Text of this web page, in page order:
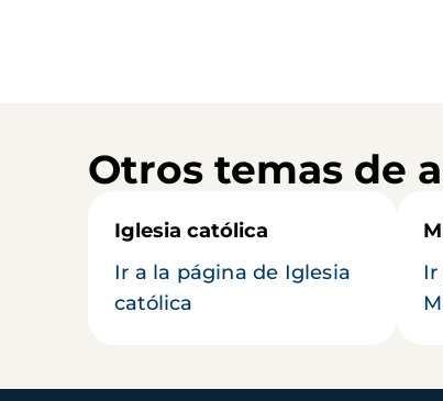
Otros temas de
Iglesia católica
Ir a la página de Iglesia
católica
Ir